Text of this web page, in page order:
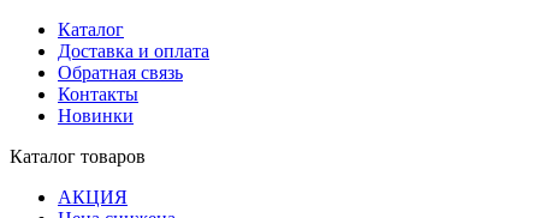
Каталог
Доставка и оплата
Обратная связь
Контакты
Новинки
Каталог товаров
АКЦИЯ